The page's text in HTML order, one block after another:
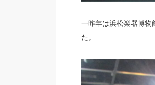
一昨年は浜松楽器博物
た。